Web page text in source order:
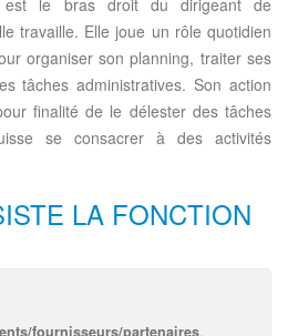
est le bras droit du dirigeant de
travaille. Elle joue un rôle quotidien
organiser son planning, traiter ses
tâches administratives. Son action
finalité de le délester des tâches
se consacrer à des activités
LA FONCTION
fournisseurs/partenaires,